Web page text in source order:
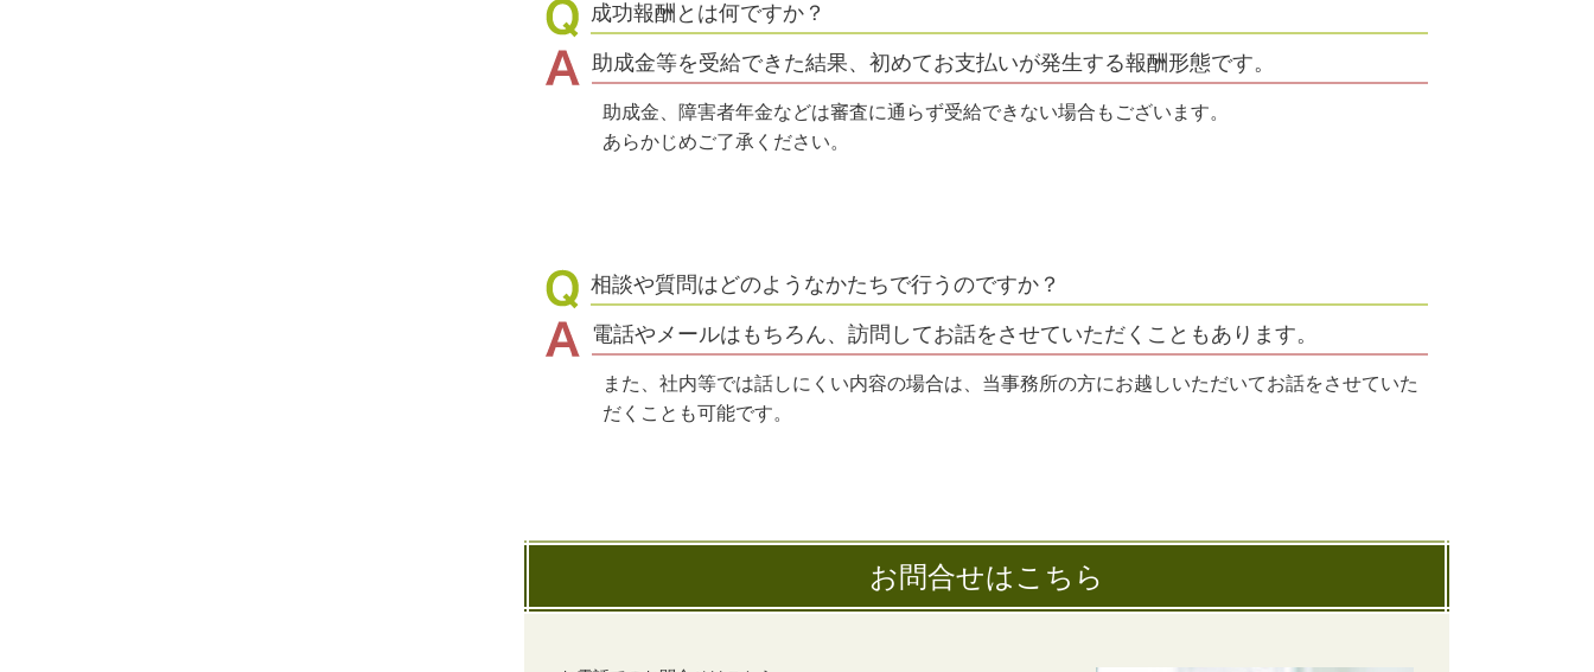
成功報酬とは何ですか？
助成金等を受給できた結果、初めてお支払いが発生する報酬形態です。
助成金、障害者年金などは審査に通らず受給できない場合もございます。
あらかじめご了承ください。
相談や質問はどのようなかたちで行うのですか？
電話やメールはもちろん、訪問してお話をさせていただくこともあります。
また、社内等では話しにくい内容の場合は、当事務所の方にお越しいただいてお話をさせていた
だくことも可能です。
お問合せはこちら